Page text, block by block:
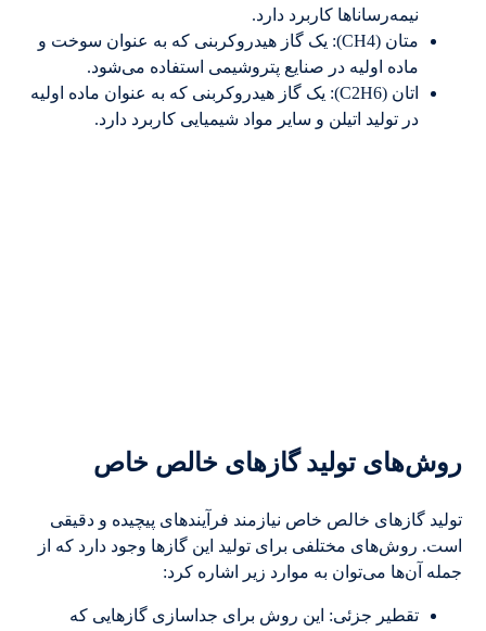
نیمه‌رساناها کاربرد دارد.
متان (CH4): یک گاز هیدروکربنی که به عنوان سوخت و
ماده اولیه در صنایع پتروشیمی استفاده می‌شود.
اتان (C2H6): یک گاز هیدروکربنی که به عنوان ماده اولیه
در تولید اتیلن و سایر مواد شیمیایی کاربرد دارد.
روش‌های تولید گازهای خالص خاص
تولید گازهای خالص خاص نیازمند فرآیندهای پیچیده و دقیقی
است. روش‌های مختلفی برای تولید این گازها وجود دارد که از
جمله آن‌ها می‌توان به موارد زیر اشاره کرد:
تقطیر جزئی: این روش برای جداسازی گازهایی که